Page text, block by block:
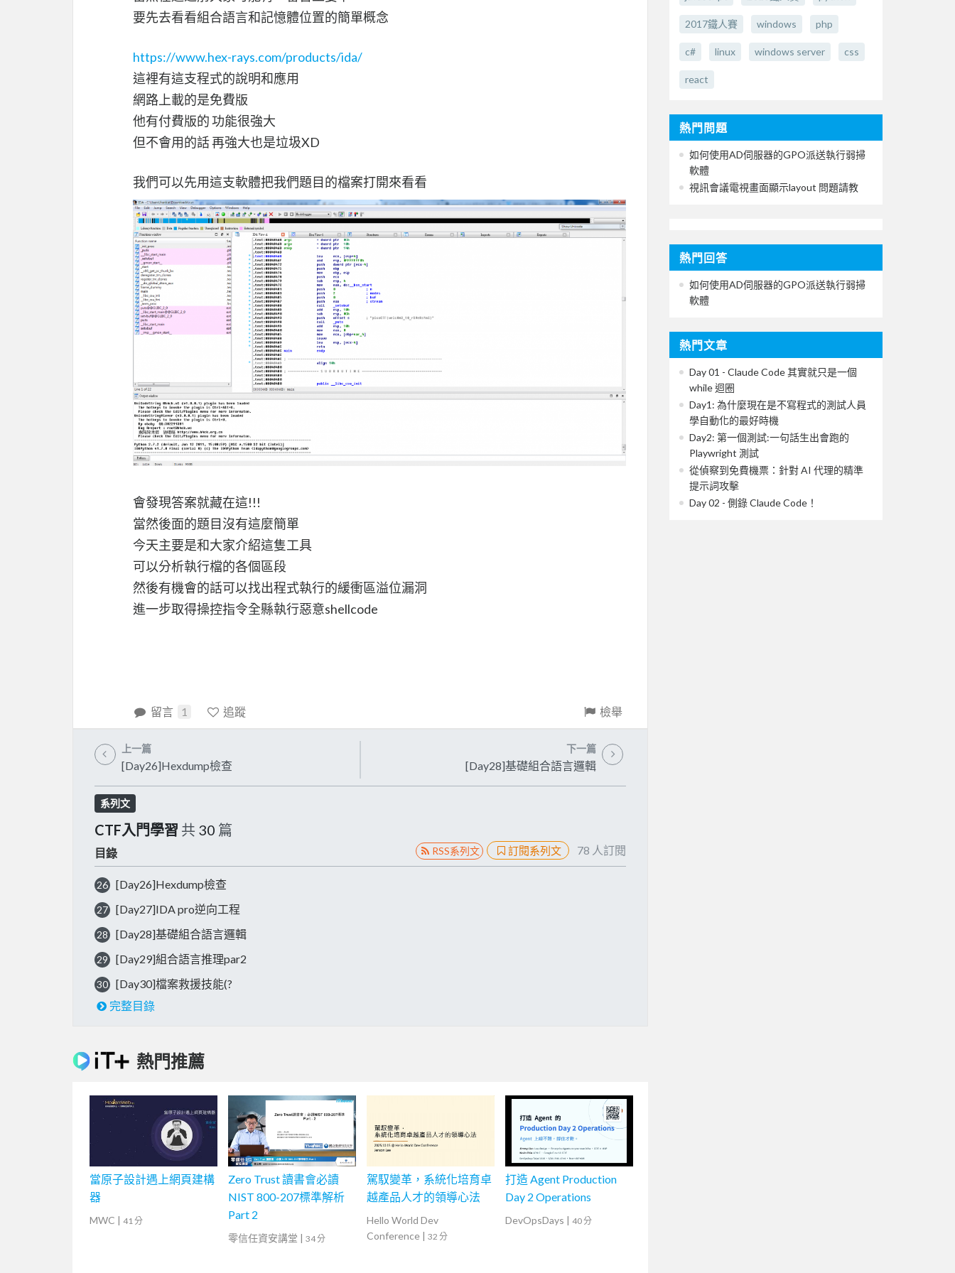
要先去看看組合語言和記憶體位置的簡單概念
https://www.hex-rays.com/products/ida/
這裡有這支程式的說明和應用
網路上載的是免費版
他有付費版的 功能很強大
但不會用的話 再強大也是垃圾XD
我們可以先用這支軟體把我們題目的檔案打開來看看
會發現答案就藏在這!!!
當然後面的題目沒有這麼簡單
今天主要是和大家介紹這隻工具
可以分析執行檔的各個區段
然後有機會的話可以找出程式執行的緩衝區溢位漏洞
進一步取得操控指令全縣執行惡意shellcode
留言 1 追蹤 檢舉
上一篇
[Day26]Hexdump檢查
下一篇
[Day28]基礎組合語言邏輯
系列文
CTF入門學習 共 30 篇
目錄 RSS系列文 訂閱系列文 78 人訂閱
26 [Day26]Hexdump檢查
27 [Day27]IDA pro逆向工程
28 [Day28]基礎組合語言邏輯
29 [Day29]組合語言推理par2
30
[Day30]檔案救援技能(?
完整目錄
熱門推薦
當原子設計遇上網頁建構
器
MWC | 41 分
Zero Trust 讀書會必讀
NIST 800-207標準解析
Part 2
零信任資安講堂 | 34 分
駕馭變革，系統化培育卓
越產品人才的領導心法
Hello World Dev
Conference | 32 分
打造 Agent Production
Day 2 Operations
DevOpsDays | 40 分
2017鐵人賽 windows php
c# linux windows server css
react
熱門問題
如何使用AD伺服器的GPO派送執行弱掃
軟體
視訊會議電視畫面顯示layout 問題請教
熱門回答
如何使用AD伺服器的GPO派送執行弱掃
軟體
熱門文章
Day 01 - Claude Code 其實就只是一個
while 迴圈
Day1: 為什麼現在是不寫程式的測試人員
學自動化的最好時機
Day2: 第一個測試:一句話生出會跑的
Playwright 測試
從偵察到免費機票：針對 AI 代理的精準
提示詞攻擊
Day 02 - 側錄 Claude Code！